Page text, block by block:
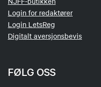
Login for redaktører
Login LetsReg
Digitalt aversjonsbevis
FØLG OSS